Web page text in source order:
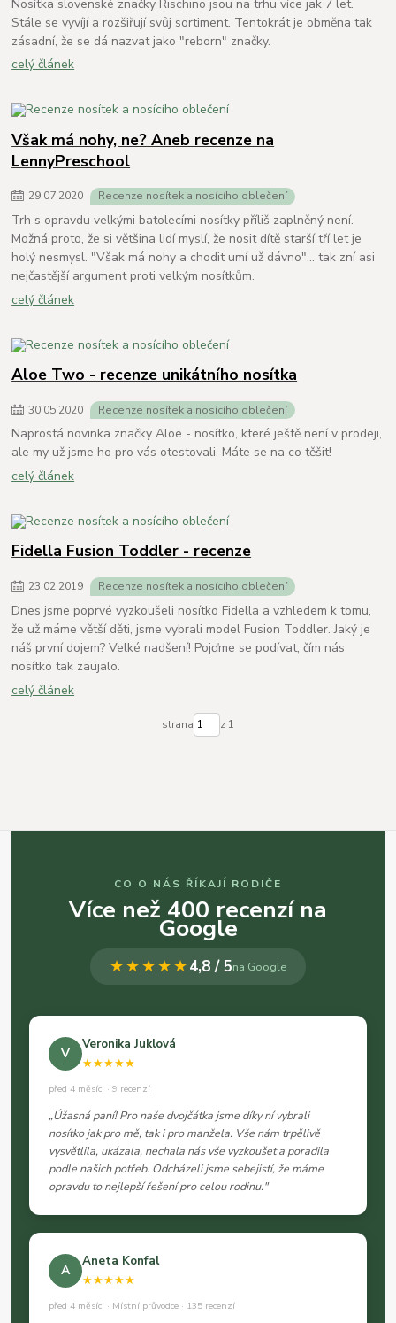
Nosítka slovenské značky Rischino jsou na trhu více jak 7 let.
Stále se vyvíjí a rozšiřují svůj sortiment. Tentokrát je obměna tak
zásadní, že se dá nazvat jako "reborn" značky.
celý článek
Však má nohy, ne? Aneb recenze na
LennyPreschool
29.07.2020 Recenze nosítek a nosícího oblečení
Trh s opravdu velkými batolecími nosítky příliš zaplněný není.
Možná proto, že si většina lidí myslí, že nosit dítě starší tří let je
holý nesmysl. "Však má nohy a chodit umí už dávno"... tak zní asi
nejčastější argument proti velkým nosítkům.
celý článek
Aloe Two - recenze unikátního nosítka
30.05.2020 Recenze nosítek a nosícího oblečení
Naprostá novinka značky Aloe - nosítko, které ještě není v prodeji,
ale my už jsme ho pro vás otestovali. Máte se na co těšit!
celý článek
Fidella Fusion Toddler - recenze
23.02.2019 Recenze nosítek a nosícího oblečení
Dnes jsme poprvé vyzkoušeli nosítko Fidella a vzhledem k tomu,
že už máme větší děti, jsme vybrali model Fusion Toddler. Jaký je
náš první dojem? Velké nadšení! Pojďme se podívat, čím nás
nosítko tak zaujalo.
celý článek
strana z 1
CO O NÁS ŘÍKAJÍ RODIČE
Více než 400 recenzí na
Google
★★★★★4,8 / 5na Google
V
Veronika Juklová
★★★★★
před 4 měsíci · 9 recenzí
„Úžasná paní! Pro naše dvojčátka jsme díky ní vybrali
nosítko jak pro mě, tak i pro manžela. Vše nám trpělivě
vysvětlila, ukázala, nechala nás vše vyzkoušet a poradila
podle našich potřeb. Odcházeli jsme sebejistí, že máme
opravdu to nejlepší řešení pro celou rodinu."
A
Aneta Konfal
★★★★★
před 4 měsíci · Místní průvodce · 135 recenzí